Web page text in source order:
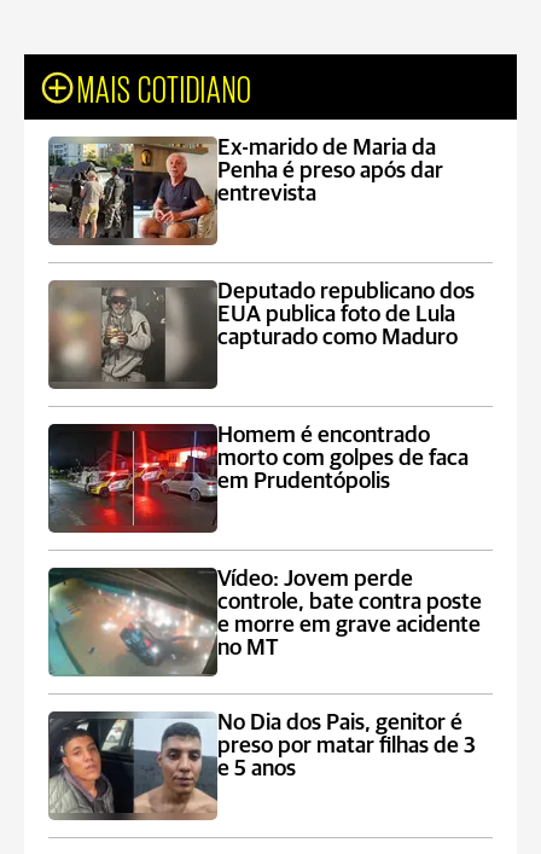
MAIS COTIDIANO
Ex-marido de Maria da
Penha é preso após dar
entrevista
Deputado republicano dos
EUA publica foto de Lula
capturado como Maduro
Homem é encontrado
morto com golpes de faca
em Prudentópolis
Vídeo: Jovem perde
controle, bate contra poste
e morre em grave acidente
no MT
No Dia dos Pais, genitor é
preso por matar filhas de 3
e 5 anos